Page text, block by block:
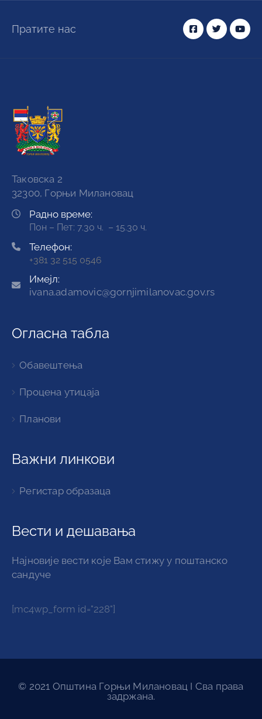
Пратите нас
Таковска 2
32300, Горњи Милановац
Радно време:
Пон – Пет: 7.30 ч. – 15.30 ч.
Телефон:
+381 32 515 0546
Имејл:
ivana.adamovic@gornjimilanovac.gov.rs
Огласна табла
Обавештења
Процена утицаја
Планови
Важни линкови
Регистар образаца
Вести и дешавања
Најновије вести које Вам стижу у поштанско
сандуче
[mc4wp_form id="228"]
© 2021 Општина Горњи Милановац I Сва права
задржана.